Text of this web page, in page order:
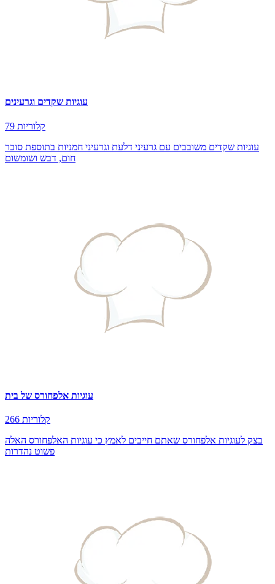
עוגיות שקדים וגרעינים
79 קלוריות
עוגיות שקדים משובבים עם גרעיני דלעת וגרעיני חמניות בתוספת סוכר
חום, דבש ושומשום
עוגיות אלפחורס של בית
266 קלוריות
בצק לעוגיות אלפחורס שאתם חייבים לאמץ כי עוגיות האלפחורס האלה
פשוט נהדרות